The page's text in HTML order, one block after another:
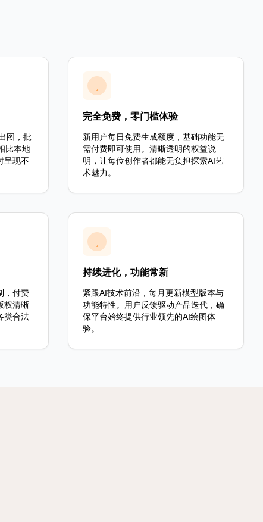
图，批
比本地
呈现不
完全免费，零门槛体验
新用户每日免费生成额度，基础功能无
需付费即可使用。清晰透明的权益说
明，让每位创作者都能无负担探索AI艺
术魅力。
，付费
权清晰
类合法
持续进化，功能常新
紧跟AI技术前沿，每月更新模型版本与
功能特性。用户反馈驱动产品迭代，确
保平台始终提供行业领先的AI绘图体
验。